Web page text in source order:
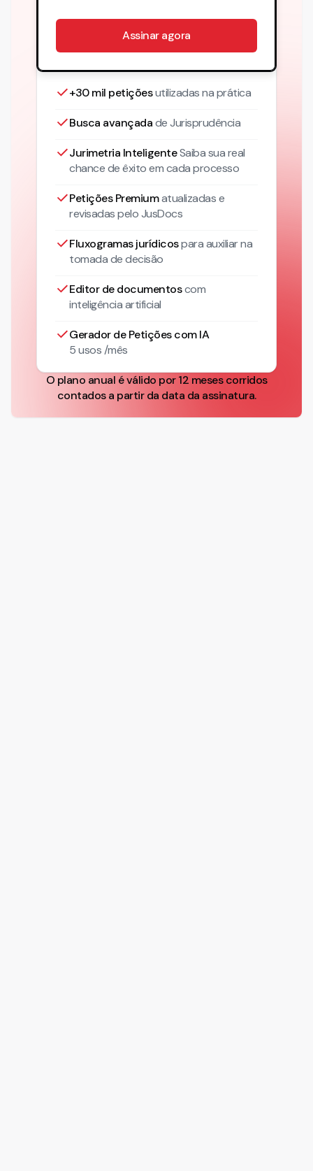
Assinar agora
+30 mil petiçõesutilizadas na prática
Busca avançadade Jurisprudência
Jurimetria InteligenteSaiba sua real
chance de êxito em cada processo
Petições Premiumatualizadase
revisadas pelo JusDocs
Fluxogramas jurídicospara auxiliar na
tomada de decisão
Editor de documentoscom
inteligência artificial
Gerador de Petições com IA
5 usos /mês
O plano anual é válido por 12 meses corridos
contados a partir da data da assinatura.